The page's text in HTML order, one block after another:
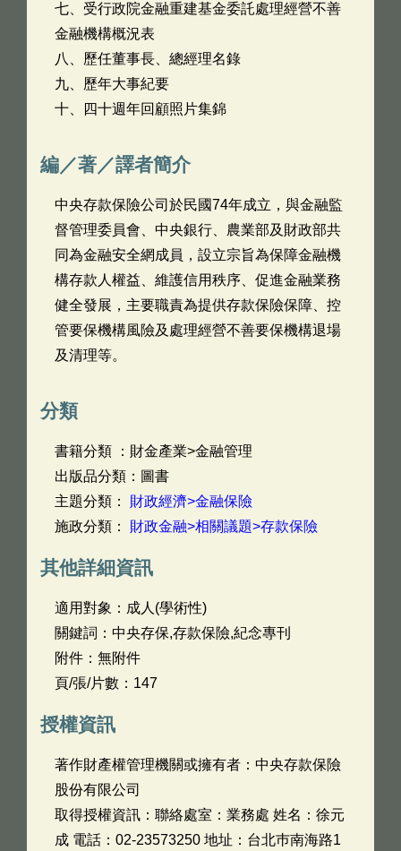
七、受行政院金融重建基金委託處理經營不善
金融機構概況表
八、歷任董事長、總經理名錄
九、歷年大事紀要
十、四十週年回顧照片集錦
編／著／譯者簡介
中央存款保險公司於民國74年成立，與金融監
督管理委員會、中央銀行、農業部及財政部共
同為金融安全網成員，設立宗旨為保障金融機
構存款人權益、維護信用秩序、促進金融業務
健全發展，主要職責為提供存款保險保障、控
管要保機構風險及處理經營不善要保機構退場
及清理等。
分類
書籍分類 ：財金產業>金融管理
出版品分類：圖書
主題分類： 財政經濟>金融保險
施政分類： 財政金融>相關議題>存款保險
其他詳細資訊
適用對象：成人(學術性)
關鍵詞：中央存保,存款保險,紀念專刊
附件：無附件
頁/張/片數：147
授權資訊
著作財產權管理機關或擁有者：中央存款保險
股份有限公司
取得授權資訊：聯絡處室：業務處 姓名：徐元
成 電話：02-23573250 地址：台北巿南海路1